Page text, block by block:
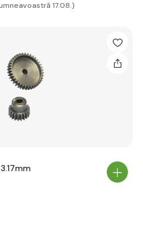
17.08.)